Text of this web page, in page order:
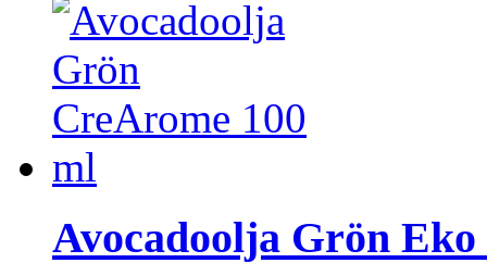
Avocadoolja Grön Eko